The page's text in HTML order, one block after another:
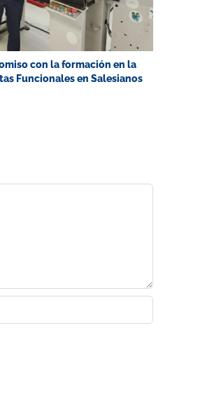
con la formación en la
Funcionales en Salesianos